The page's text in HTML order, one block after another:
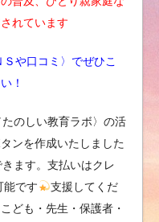
れています
Ｓや口コミ〉でぜひこ
！
のしい教育ラボ〉の活
ンを作成いたしました
ます。支払いはクレ
能です
支援してくだ
ども・先生・保護者・